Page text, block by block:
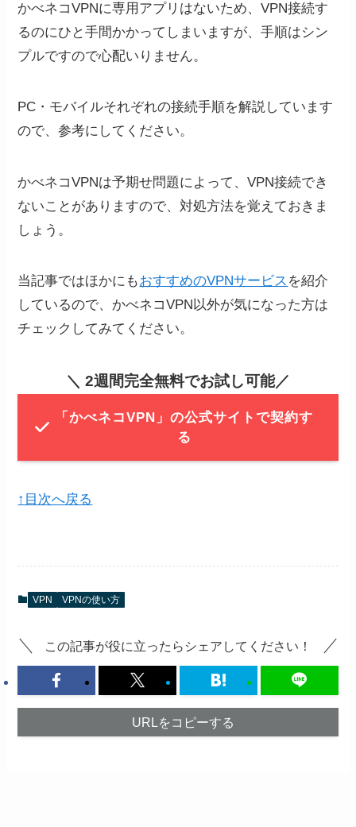
かべネコVPNに専用アプリはないため、VPN接続す
るのにひと手間かかってしまいますが、手順はシン
プルですので心配いりません。
PC・モバイルそれぞれの接続手順を解説しています
ので、参考にしてください。
かべネコVPNは予期せ問題によって、VPN接続でき
ないことがありますので、対処方法を覚えておきま
しょう。
当記事ではほかにもおすすめのVPNサービス を紹介
しているので、かべネコVPN以外が気になった方は
チェックしてみてください。
＼ 2週間完全無料でお試し可能／
「かべネコVPN」の公式サイトで契約す
る
↑目次へ戻る
VPN VPNの使い方
この記事が役に立ったらシェアしてください！
URLをコピーする